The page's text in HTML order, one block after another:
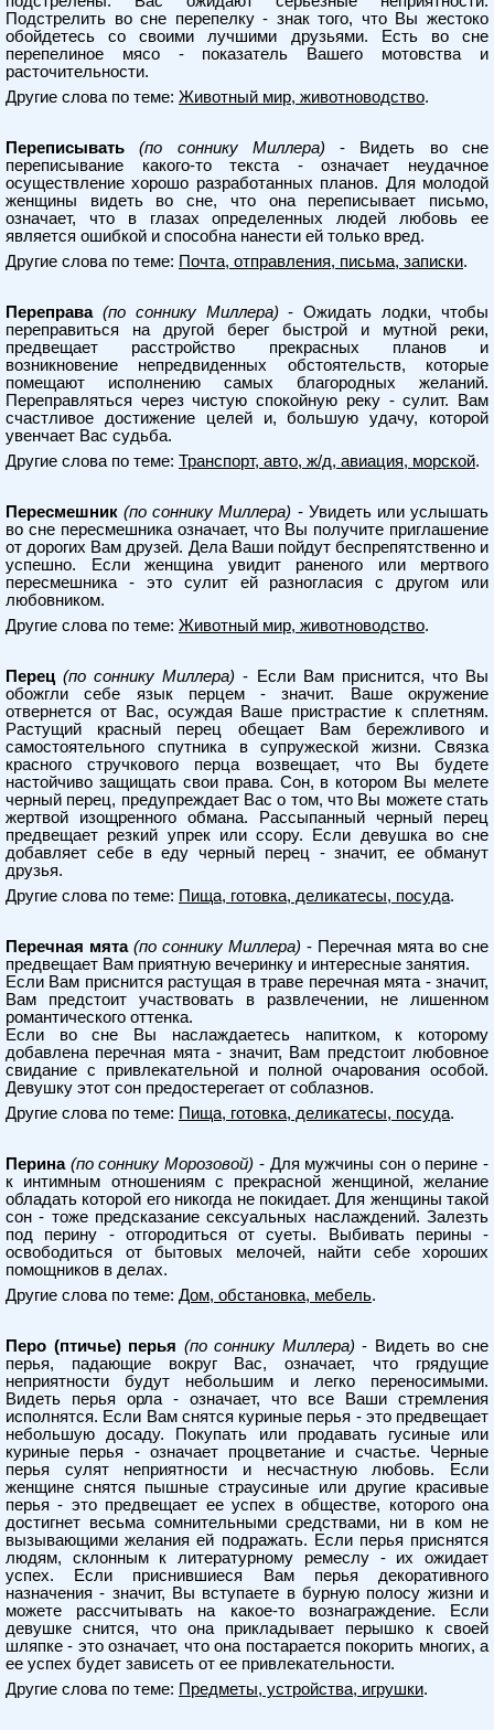
Подстрелить во сне перепелку - знак того, что Вы жестоко
обойдетесь со своими лучшими друзьями. Есть во сне
перепелиное мясо - показатель Вашего мотовства и
расточительности.
Другие слова по теме: Животный мир, животноводство.
Переписывать (по соннику Миллера) - Видеть во сне
переписывание какого-то текста - означает неудачное
осуществление хорошо разработанных планов. Для молодой
женщины видеть во сне, что она переписывает письмо,
означает, что в глазах определенных людей любовь ее
является ошибкой и способна нанести ей только вред.
Другие слова по теме: Почта, отправления, письма, записки.
Переправа (по соннику Миллера) - Ожидать лодки, чтобы
переправиться на другой берег быстрой и мутной реки,
предвещает расстройство прекрасных планов и
возникновение непредвиденных обстоятельств, которые
помещают исполнению самых благородных желаний.
Переправляться через чистую спокойную реку - сулит. Вам
счастливое достижение целей и, большую удачу, которой
увенчает Вас судьба.
Другие слова по теме: Транспорт, авто, ж/д, авиация, морской.
Пересмешник (по соннику Миллера) - Увидеть или услышать
во сне пересмешника означает, что Вы получите приглашение
от дорогих Вам друзей. Дела Ваши пойдут беспрепятственно и
успешно. Если женщина увидит раненого или мертвого
пересмешника - это сулит ей разногласия с другом или
любовником.
Другие слова по теме: Животный мир, животноводство.
Перец (по соннику Миллера) - Если Вам приснится, что Вы
обожгли себе язык перцем - значит. Ваше окружение
отвернется от Вас, осуждая Ваше пристрастие к сплетням.
Растущий красный перец обещает Вам бережливого и
самостоятельного спутника в супружеской жизни. Связка
красного стручкового перца возвещает, что Вы будете
настойчиво защищать свои права. Сон, в котором Вы мелете
черный перец, предупреждает Вас о том, что Вы можете стать
жертвой изощренного обмана. Рассыпанный черный перец
предвещает резкий упрек или ссору. Если девушка во сне
добавляет себе в еду черный перец - значит, ее обманут
друзья.
Другие слова по теме: Пища, готовка, деликатесы, посуда.
Перечная мята (по соннику Миллера) - Перечная мята во сне
предвещает Вам приятную вечеринку и интересные занятия.
Если Вам приснится растущая в траве перечная мята - значит,
Вам предстоит участвовать в развлечении, не лишенном
романтического оттенка.
Если во сне Вы наслаждаетесь напитком, к которому
добавлена перечная мята - значит, Вам предстоит любовное
свидание с привлекательной и полной очарования особой.
Девушку этот сон предостерегает от соблазнов.
Другие слова по теме: Пища, готовка, деликатесы, посуда.
Перина (по соннику Морозовой) - Для мужчины сон о перине -
к интимным отношениям с прекрасной женщиной, желание
обладать которой его никогда не покидает. Для женщины такой
сон - тоже предсказание сексуальных наслаждений. Залезть
под перину - отгородиться от суеты. Выбивать перины -
освободиться от бытовых мелочей, найти себе хороших
помощников в делах.
Другие слова по теме: Дом, обстановка, мебель.
Перо (птичье) перья (по соннику Миллера) - Видеть во сне
перья, падающие вокруг Вас, означает, что грядущие
неприятности будут небольшим и легко переносимыми.
Видеть перья орла - означает, что все Ваши стремления
исполнятся. Если Вам снятся куриные перья - это предвещает
небольшую досаду. Покупать или продавать гусиные или
куриные перья - означает процветание и счастье. Черные
перья сулят неприятности и несчастную любовь. Если
женщине снятся пышные страусиные или другие красивые
перья - это предвещает ее успех в обществе, которого она
достигнет весьма сомнительными средствами, ни в ком не
вызывающими желания ей подражать. Если перья приснятся
людям, склонным к литературному ремеслу - их ожидает
успех. Если приснившиеся Вам перья декоративного
назначения - значит, Вы вступаете в бурную полосу жизни и
можете рассчитывать на какое-то вознаграждение. Если
девушке снится, что она прикладывает перышко к своей
шляпке - это означает, что она постарается покорить многих, а
ее успех будет зависеть от ее привлекательности.
Другие слова по теме: Предметы, устройства, игрушки.